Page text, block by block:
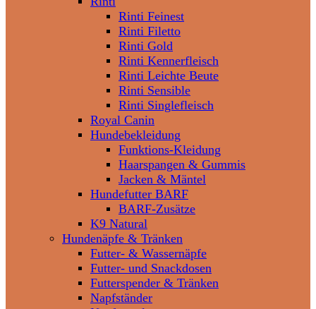
Rinti Feinest
Rinti Filetto
Rinti Gold
Rinti Kennerfleisch
Rinti Leichte Beute
Rinti Sensible
Rinti Singlefleisch
Royal Canin
Hundebekleidung
Funktions-Kleidung
Haarspangen & Gummis
Jacken & Mäntel
Hundefutter BARF
BARF-Zusätze
K9 Natural
Hundenäpfe & Tränken
Futter- & Wassernäpfe
Futter- und Snackdosen
Futterspender & Tränken
Napfständer